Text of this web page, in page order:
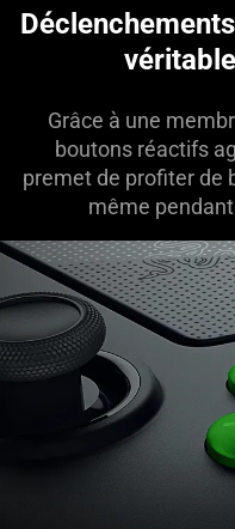
Grâce à une
boutons réactifs
premet de profiter de
même